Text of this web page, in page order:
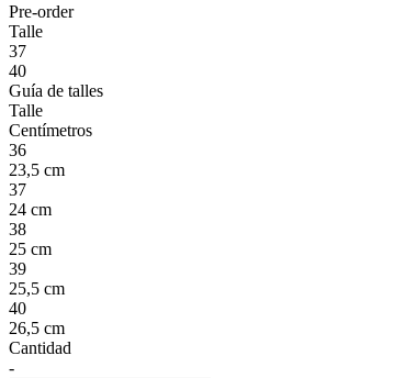
Pre-order
Talle
37
40
Guía de talles
Talle
Centímetros
36
23,5 cm
37
24 cm
38
25 cm
39
25,5 cm
40
26,5 cm
Cantidad
-